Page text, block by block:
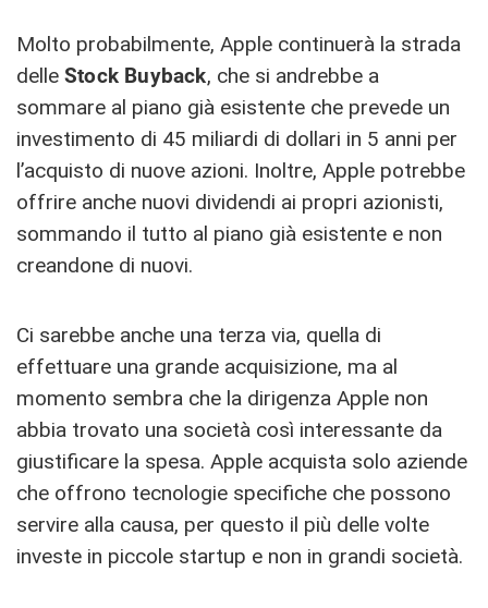
Molto probabilmente, Apple continuerà la strada
delle Stock Buyback, che si andrebbe a
sommare al piano già esistente che prevede un
investimento di 45 miliardi di dollari in 5 anni per
l’acquisto di nuove azioni. Inoltre, Apple potrebbe
offrire anche nuovi dividendi ai propri azionisti,
sommando il tutto al piano già esistente e non
creandone di nuovi.
Ci sarebbe anche una terza via, quella di
effettuare una grande acquisizione, ma al
momento sembra che la dirigenza Apple non
abbia trovato una società così interessante da
giustificare la spesa. Apple acquista solo aziende
che offrono tecnologie specifiche che possono
servire alla causa, per questo il più delle volte
investe in piccole startup e non in grandi società.